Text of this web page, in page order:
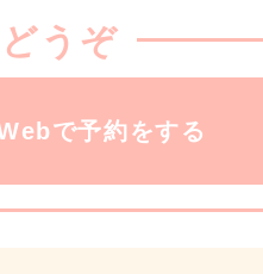
うぞ
で予約をする